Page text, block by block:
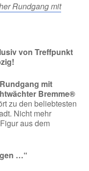
Rundgang mit
von Treffpunkt
Rundgang mit
Bremme®
zu den beliebtesten
Nicht mehr
aus dem
…“